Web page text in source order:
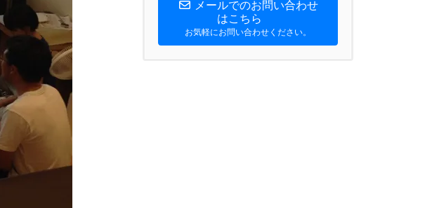
メールでのお問い合わせ
はこちら
お気軽にお問い合わせください。